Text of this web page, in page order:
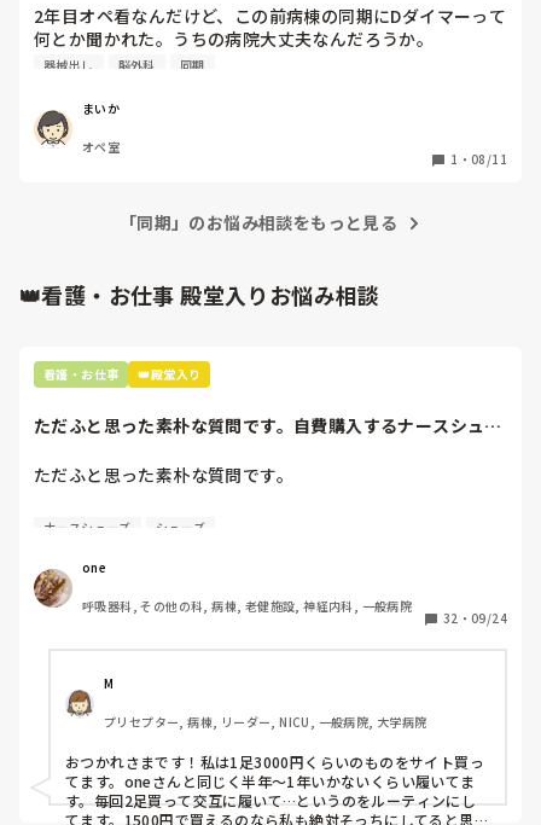
2年目オペ看なんだけど、この前病棟の同期にDダイマーって
何とか聞かれた。うちの病院大丈夫なんだろうか。
脳外病棟だから知らないんだろうか。
器械出し 脳外科 同期
まいか
オペ室
1 ・ 08/11
「同期」のお悩み相談をもっと見る
👑看護・お仕事 殿堂入りお悩み相談
看護・お仕事 👑殿堂入り
ただふと思った素朴な質問です。自費購入するナースシュー
ただふと思った素朴な質問です。
自費購入するナースシューズ(職場で使用してる靴)っていく
わたしの職場の指定は「白のスニーカー」。
すぐに汚くなるので1,500円は絶対に超えたくない思いがあ
半年〜1年未満で交換しています。
職場の人が「ナースシューズに3000円以上は出せない」っ
て言ってて、わたしの倍額は出せるのか！とびっくりしたの
で、世の皆さんはどうなのかなと…🤔
ナースシューズ シューズ
one
呼吸器科, その他の科, 病棟, 老健施設, 神経内科, 一般病院
32 ・ 09/24
M
プリセプター, 病棟, リーダー, NICU, 一般病院, 大学病院
おつかれさまです！私は1足3000円くらいのものをサイト買っ
てます。oneさんと同じく半年〜1年いかないくらい履いてま
す。毎回2足買って交互に履いて…というのをルーティンにし
てます。1500円で買えるのなら私も絶対そっちにしてると思う